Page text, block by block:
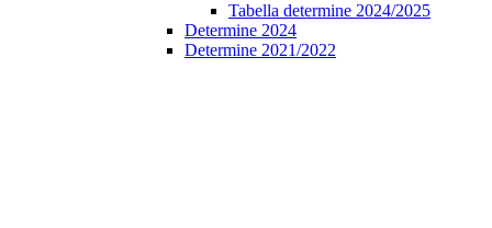
Tabella determine 2024/2025
Determine 2024
Determine 2021/2022